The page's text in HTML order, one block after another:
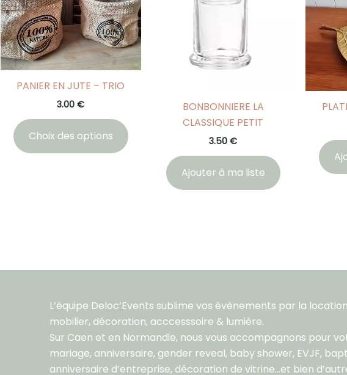
PANIER EN JUTE – TRIO
3.00€
Choix des options
produit
plusieurs
variations.
page
du
produit
BONBONNIERE LA
CLASSIQUE PETIT
3.50€
Ajouter à ma liste
L’équipe Deloc’Events sublime vos évènements par la
mobilier, décoration, acccesssoire & lumière.
Sur Caen et en Normandie, nous vous accompagnons pour
mariage, anniversaire, gender reveal, baby shower, EVJF,
anniversaire d’entreprise, décoration de vitrine…et bien